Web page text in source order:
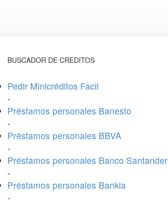
BUSCADOR DE CREDITOS
Pedir Minicréditos Facil
-
Préstamos personales Banesto
-
Préstamos personales BBVA
-
Préstamos personales Banco Santander
-
Préstamos personales Bankia
-